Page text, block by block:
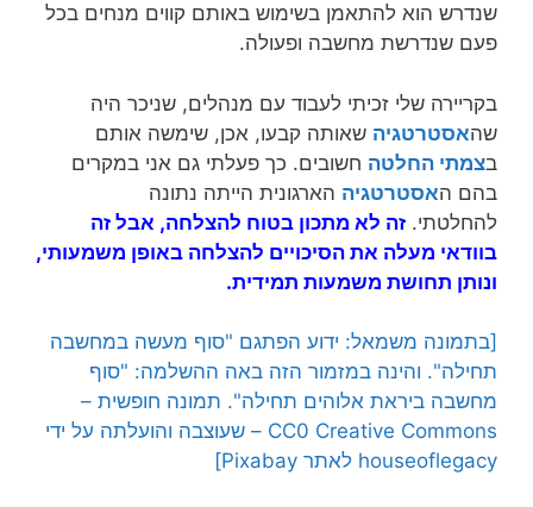
שנדרש הוא להתאמן בשימוש באותם קווים מנחים בכל
פעם שנדרשת מחשבה ופעולה.
בקריירה שלי זכיתי לעבוד עם מנהלים, שניכר היה
שהאסטרטגיה שאותה קבעו, אכן, שימשה אותם
בצמתי החלטה חשובים. כך פעלתי גם אני במקרים
בהם האסטרטגיה הארגונית הייתה נתונה
להחלטתי. זה לא מתכון בטוח להצלחה, אבל זה
בוודאי מעלה את הסיכויים להצלחה באופן משמעותי,
ונותן תחושת משמעות תמידית.
[בתמונה משמאל: ידוע הפתגם "סוף מעשה במחשבה
תחילה". והינה במזמור הזה באה ההשלמה: "סוף
מחשבה ביראת אלוהים תחילה". תמונה חופשית –
CC0 Creative Commons – שעוצבה והועלתה על ידי
houseoflegacy לאתר Pixabay]